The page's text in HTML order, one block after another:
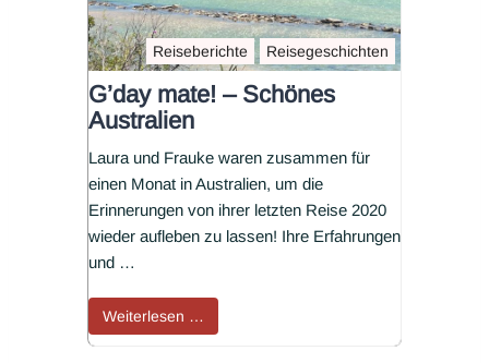
Reiseberichte Reisegeschichten
G’day mate! – Schönes
Australien
Laura und Frauke waren zusammen für
einen Monat in Australien, um die
Erinnerungen von ihrer letzten Reise 2020
wieder aufleben zu lassen! Ihre Erfahrungen
und …
Weiterlesen …